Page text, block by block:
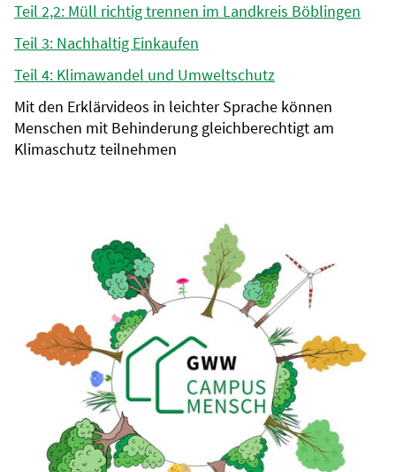
Teil 2,2: Müll richtig trennen im Landkreis Böblingen
Teil 3: Nachhaltig Einkaufen
Teil 4: Klimawandel und Umweltschutz
Mit den Erklärvideos in leichter Sprache können
Menschen mit Behinderung gleichberechtigt am
Klimaschutz teilnehmen